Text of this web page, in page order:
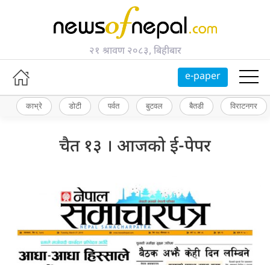
२१ श्रावण २०८३, बिहीबार
e-paper
काभ्रे डोटी पर्वत बुटवल बैतडी विराटनगर
चैत १३ । आजको ई-पेपर